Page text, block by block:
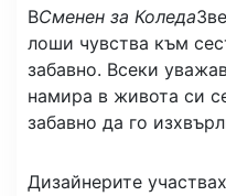
ВСменен за Коледа
лоши чувства към
забавно. Всеки
намира в живота си
забавно да го
Дизайнерите